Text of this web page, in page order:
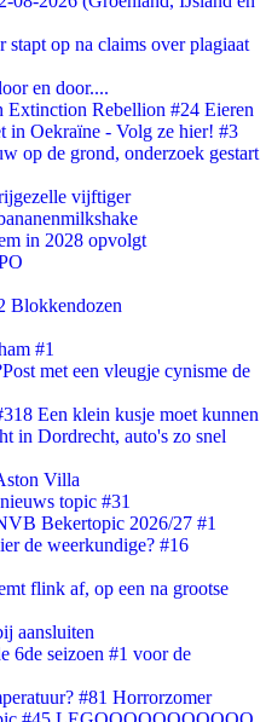
stapt op na claims over plagiaat
en door....
Extinction Rebellion #24 Eieren
in Oekraïne - Volg ze hier! #3
op de grond, onderzoek gestart
vijftiger
in 2028 opvolgt
Blokkendozen
#1
met een vleugje cynisme de
Een klein kusje moet kunnen
in Dordrecht, auto's zo snel
Villa
topic #31
Bekertopic 2026/27 #1
de weerkundige? #16
flink af, op een na grootse
aansluiten
seizoen #1 voor de
#81 Horrorzomer